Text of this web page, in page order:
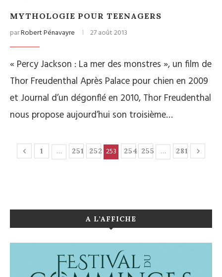
MYTHOLOGIE POUR TEENAGERS
parRobert Pénavayre 27 août 2013
« Percy Jackson : La mer des monstres », un film de
Thor Freudenthal Après Palace pour chien en 2009
et Journal d’un dégonflé en 2010, Thor Freudenthal
nous propose aujourd’hui son troisième…
1 … 251 252 253 254 255 … 281
A L’AFFICHE